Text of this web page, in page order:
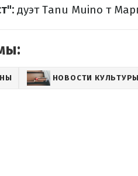
дуэт Tanu Muino т
НОВОСТИ КУЛЬТУРЫ